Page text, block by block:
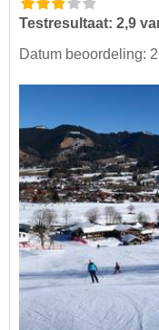
Testresultaat: 2,9
Datum beoordeling: